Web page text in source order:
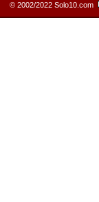
© 2002/2022 Solo10.com